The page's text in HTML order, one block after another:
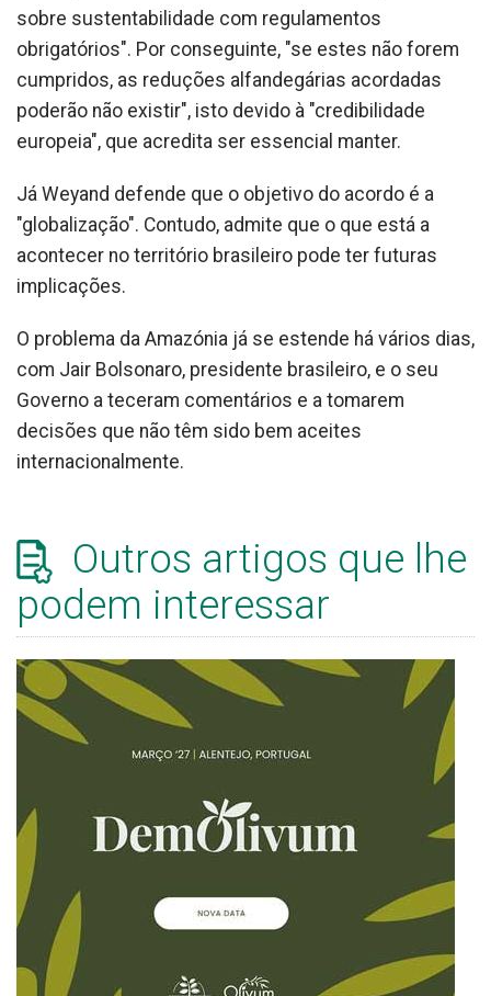
sobre sustentabilidade com regulamentos
obrigatórios". Por conseguinte, "se estes não forem
cumpridos, as reduções alfandegárias acordadas
poderão não existir", isto devido à "credibilidade
europeia", que acredita ser essencial manter.
Já Weyand defende que o objetivo do acordo é a
"globalização". Contudo, admite que o que está a
acontecer no território brasileiro pode ter futuras
implicações.
O problema da Amazónia já se estende há vários dias,
com Jair Bolsonaro, presidente brasileiro, e o seu
Governo a teceram comentários e a tomarem
decisões que não têm sido bem aceites
internacionalmente.
Outros artigos que lhe
podem interessar